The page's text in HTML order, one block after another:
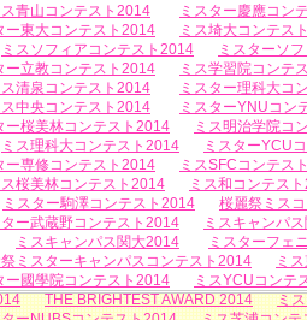
ス青山コンテスト2014
ミスター慶應コン
ー東大コンテスト2014
ミス埼大コンテス
ミスソフィアコンテスト2014
ミスターソ
ー立教コンテスト2014
ミス学習院コンテ
ス清泉コンテスト2014
ミスター理科大コ
ス中央コンテスト2014
ミスターYNUコン
ー桜美林コンテスト2014
ミス明治学院コ
ミス理科大コンテスト2014
ミスターYCU
ー専修コンテスト2014
ミスSFCコンテス
ス桜美林コンテスト2014
ミス和コンテス
ミスター駒澤コンテスト2014
桜麗祭ミス
ター武蔵野コンテスト2014
ミスキャンパ
ミスキャンパス関大2014
ミスターフェ
ミスターキャンパスコンテスト2014
ミ
ー國學院コンテスト2014
ミスYCUコンテ
THE BRIGHTEST AWARD 2014
ミ